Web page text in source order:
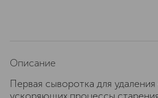
Описание
Первая сыворотка для